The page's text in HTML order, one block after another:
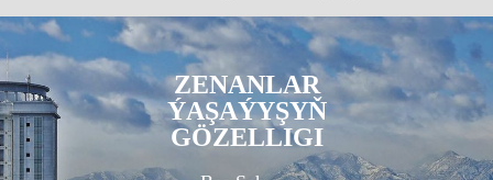
ZENANLAR
ÝAŞAÝYŞYŇ
GÖZELLIGI